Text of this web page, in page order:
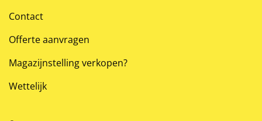
Contact
Offerte aanvragen
Magazijnstelling verkopen?
Wettelijk